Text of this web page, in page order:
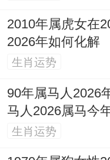
采、订盟，祭祀
火、出行，拆卸
葬、除服，成服；
忌置产、掘井、
2010年属虎女在
2026年如何化解
生肖运势
90年属马人2026
马人2026属马今
生肖运势